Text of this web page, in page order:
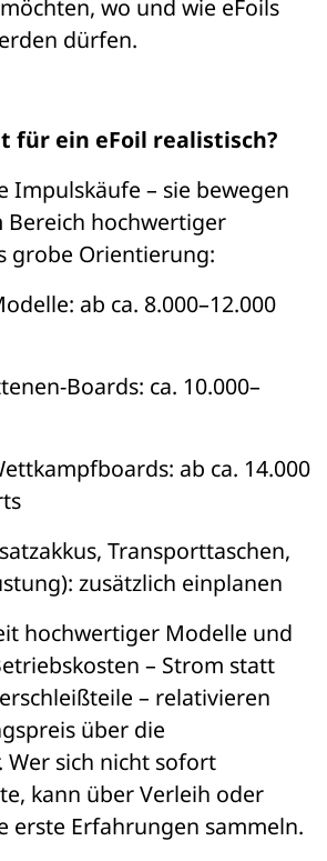
öchten, wo und wie eFoils
dürfen.
für ein eFoil realistisch?
Impulskäufe – sie bewegen
Bereich hochwertiger
grobe Orientierung:
: ab ca. 8.000–12.000
Boards: ca. 10.000–
: ab ca. 14.000
Transporttaschen,
stung): zusätzlich einplanen
hochwertiger Modelle und
– Strom statt
– relativieren
über die
Wer sich nicht sofort
kann über Verleih oder
erste Erfahrungen sammeln.